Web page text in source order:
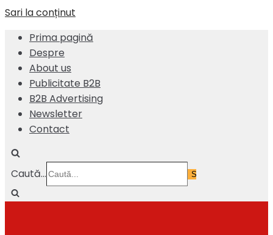
Sari la conținut
Prima pagină
Despre
About us
Publicitate B2B
B2B Advertising
Newsletter
Contact
Caută...